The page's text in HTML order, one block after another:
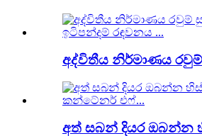
අද්විතීය නිර්මාණය රවුම්
අත් සබන් දියර ඔබන්න